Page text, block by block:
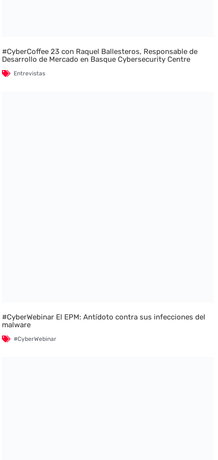
#CyberCoffee 23 con Raquel Ballesteros, Responsable de
Desarrollo de Mercado en Basque Cybersecurity Centre
Entrevistas
#CyberWebinar El EPM: Antídoto contra sus infecciones del
malware
#CyberWebinar